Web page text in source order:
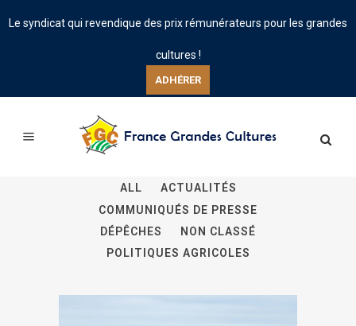
Le syndicat qui revendique des prix rémunérateurs pour les grandes
cultures !
ADHÉRER
ALL
ACTUALITÉS
COMMUNIQUÉS DE PRESSE
DÉPÊCHES
NON CLASSÉ
POLITIQUES AGRICOLES